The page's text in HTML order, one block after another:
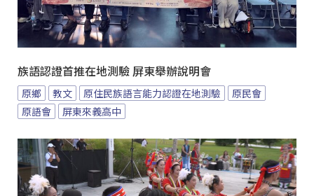
族語認證首推在地測驗 屏東舉辦說明會
原鄉 教文 原住民族語言能力認證在地測驗
原民會
原語會
屏東來義高中